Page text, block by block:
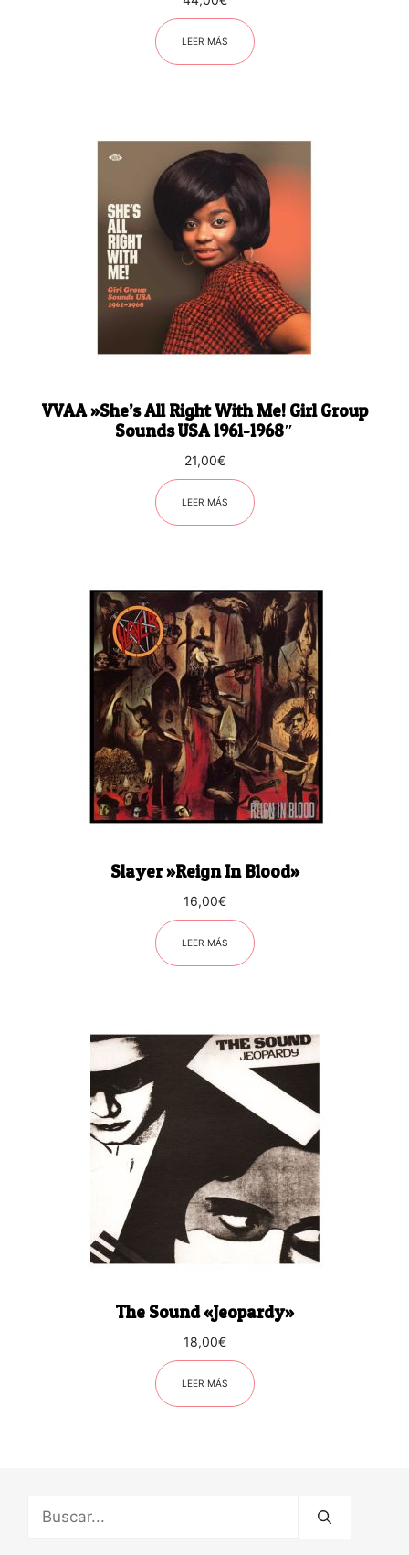
LEER MÁS
VVAA ‎»She’s All Right With Me! Girl Group
Sounds USA 1961-1968″
21,00€
LEER MÁS
Slayer ‎»Reign In Blood»
16,00€
LEER MÁS
The Sound «Jeopardy»
18,00€
LEER MÁS
Buscar: